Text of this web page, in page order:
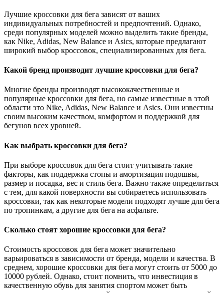
Лучшие кроссовки для бега зависят от ваших
индивидуальных потребностей и предпочтений. Однако,
среди популярных моделей можно выделить такие бренды,
как Nike, Adidas, New Balance и Asics, которые предлагают
широкий выбор кроссовок, специализированных для бега.
Какой бренд производит лучшие кроссовки для бега?
Многие бренды производят высококачественные и
популярные кроссовки для бега, но самые известные в этой
области это Nike, Adidas, New Balance и Asics. Они известны
своим высоким качеством, комфортом и поддержкой для
бегунов всех уровней.
Как выбрать кроссовки для бега?
При выборе кроссовок для бега стоит учитывать такие
факторы, как поддержка стопы и амортизация подошвы,
размер и посадка, вес и стиль бега. Важно также определиться
с тем, для какой поверхности вы собираетесь использовать
кроссовки, так как некоторые модели подходят лучше для бега
по тропинкам, а другие для бега на асфальте.
Сколько стоят хорошие кроссовки для бега?
Стоимость кроссовок для бега может значительно
варьироваться в зависимости от бренда, модели и качества. В
среднем, хорошие кроссовки для бега могут стоить от 5000 до
10000 рублей. Однако, стоит помнить, что инвестиция в
качественную обувь для занятия спортом может быть